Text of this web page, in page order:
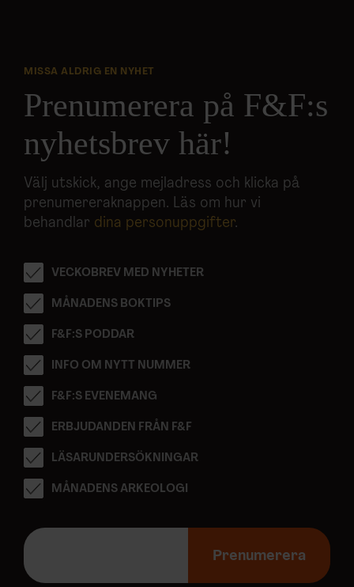
MISSA ALDRIG EN NYHET
Prenumerera på F&F:s
nyhetsbrev här!
Välj utskick, ange mejladress och klicka på
prenumereraknappen. Läs om hur vi
behandlar dina personuppgifter.
VECKOBREV MED NYHETER
MÅNADENS BOKTIPS
F&F:S PODDAR
INFO OM NYTT NUMMER
F&F:S EVENEMANG
ERBJUDANDEN FRÅN F&F
LÄSARUNDERSÖKNINGAR
MÅNADENS ARKEOLOGI
E
p
Prenumerera